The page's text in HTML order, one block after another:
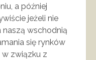
a później
jeżeli nie
naszą wschodnią
się rynków
związku z